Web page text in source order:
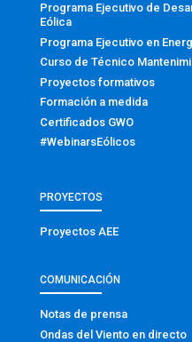
Programa Ejecutivo de
Eólica
Programa Ejecutivo en
Curso de Técnico
Proyectos formativos
Formación a medida
Certificados GWO
#WebinarsEólicos
PROYECTOS
Proyectos AEE
COMUNICACIÓN
Notas de prensa
Ondas del Viento en directo